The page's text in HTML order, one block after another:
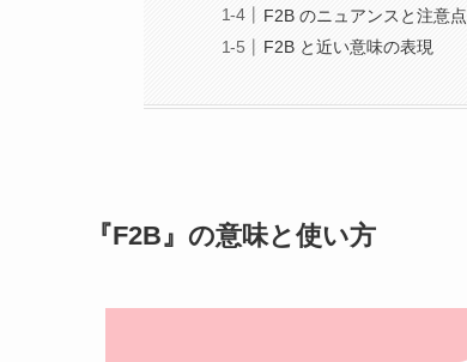
F2B のニュアンスと注意点
F2B と近い意味の表現
『F2B』の意味と使い方